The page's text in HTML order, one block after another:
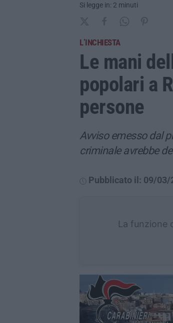
Si legge in: 2 minuti
L’INCHIESTA
Le mani
popolari a
persone
Avviso emesso dal
criminale avrebbe
Pubblicato il: 09/03/
La funzione